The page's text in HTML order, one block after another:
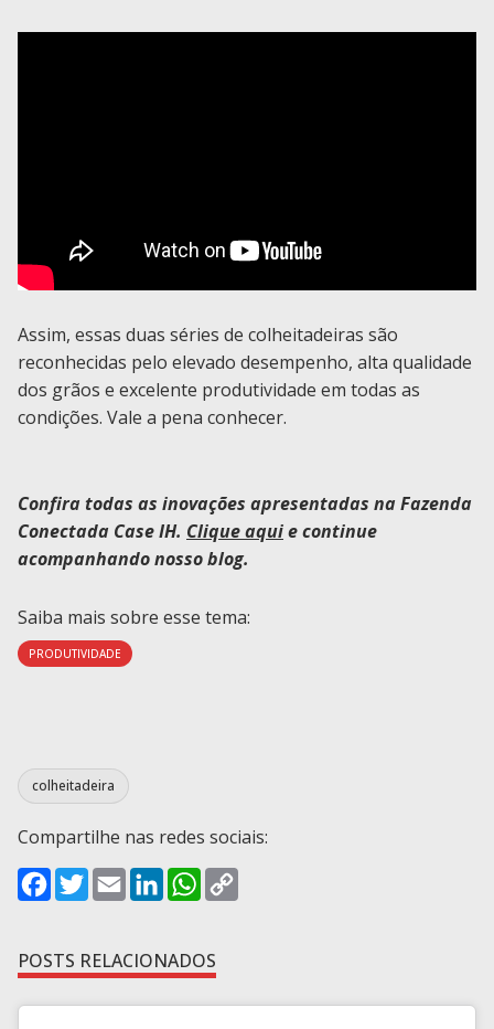
Assim, essas duas séries de colheitadeiras são
reconhecidas pelo elevado desempenho, alta qualidade
dos grãos e excelente produtividade em todas as
condições. Vale a pena conhecer.
Confira todas as inovações apresentadas na Fazenda
Conectada Case IH. Clique aquie continue
acompanhando nosso blog.
Saiba mais sobre esse tema:
PRODUTIVIDADE
colheitadeira
Compartilhe nas redes sociais:
Facebook
Twitter
Email
LinkedIn
WhatsApp
POSTS RELACIONADOS